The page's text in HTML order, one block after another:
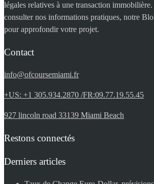
légales relatives à une transaction immobilière.
consulter nos informations pratiques, notre
pour approfondir votre projet.
Contact
info@ofcoursemiami.fr
+US: +1 305.934.2870 /FR:09.77.19.55.45
927 lincoln road 33139 Miami Beach
Restons connectés
Derniers articles